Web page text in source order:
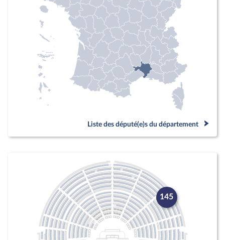
Liste des député(e)s du département
145